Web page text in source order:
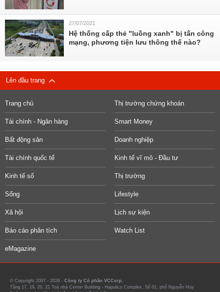
27/07/2021
Hệ thống cấp thẻ "luồng xanh" bị tấn công
mạng, phương tiện lưu thông thế nào?
Lên đầu trang
Trang chủ Thị trường chứng khoán
Tài chính - Ngân hàng Smart Money
Bất động sản Doanh nghiệp
Tài chính quốc tế Kinh tế vĩ mô - Đầu tư
Kinh tế số Thị trường
Sống Lifestyle
Xã hội Lịch sự kiện
Báo cáo phân tích Watch List
eMagazine
© Copyright 2007 - 2026 - Công ty Cổ phần VCCorp.
Tầng 17, 19, 20, 21 Toà nhà Center Building - Hapulico Complex, Số 01, phố Nguyễn Huy